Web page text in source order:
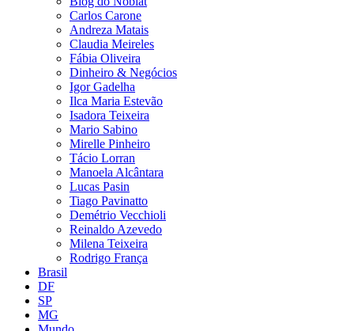
Carlos Carone
Andreza Matais
Claudia Meireles
Fábia Oliveira
Dinheiro & Negócios
Igor Gadelha
Ilca Maria Estevão
Isadora Teixeira
Mario Sabino
Mirelle Pinheiro
Tácio Lorran
Manoela Alcântara
Lucas Pasin
Tiago Pavinatto
Demétrio Vecchioli
Reinaldo Azevedo
Milena Teixeira
Rodrigo França
Brasil
DF
SP
MG